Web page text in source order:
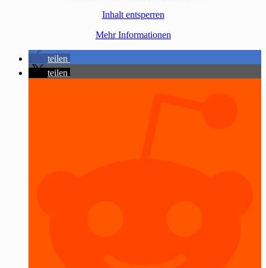
Inhalt entsperren
Mehr Informationen
teilen
teilen